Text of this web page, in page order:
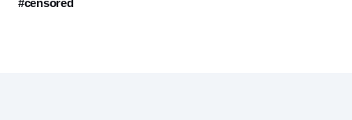
#censored